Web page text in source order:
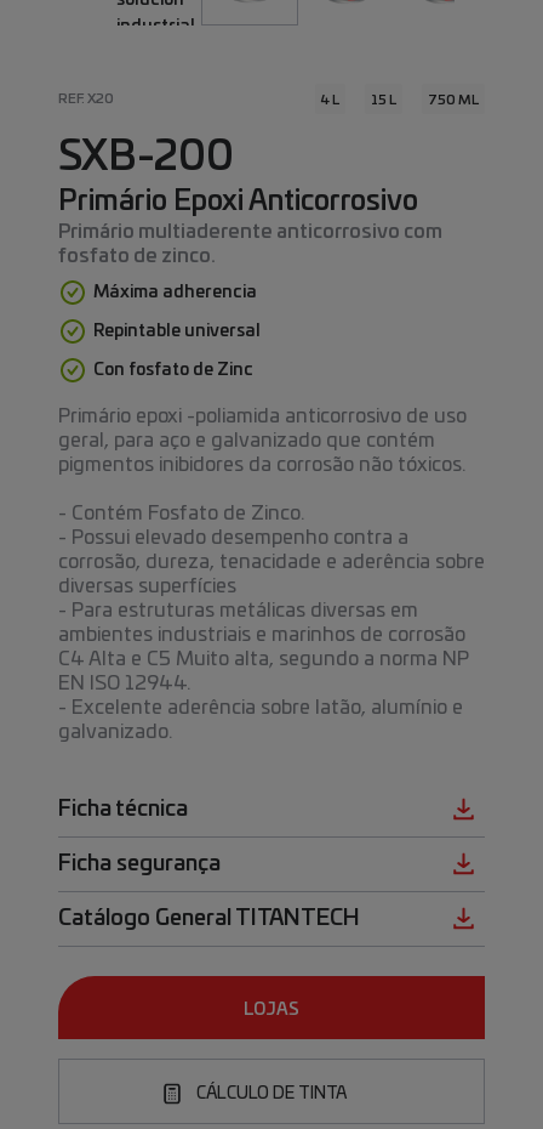
REF. X20 4 L 15 L 750 ML
SXB-200
Primário Epoxi Anticorrosivo
Primário multiaderente anticorrosivo com
fosfato de zinco.
Máxima adherencia
Repintable universal
Con fosfato de Zinc
Primário epoxi -poliamida anticorrosivo de uso
geral, para aço e galvanizado que contém
pigmentos inibidores da corrosão não tóxicos.
- Contém Fosfato de Zinco.
- Possui elevado desempenho contra a
corrosão, dureza, tenacidade e aderência sobre
diversas superfícies
- Para estruturas metálicas diversas em
ambientes industriais e marinhos de corrosão
C4 Alta e C5 Muito alta, segundo a norma NP
EN ISO 12944.
- Excelente aderência sobre latão, alumínio e
galvanizado.
Ficha técnica
Ficha segurança
Catálogo General TITANTECH
LOJAS
CÁLCULO DE TINTA